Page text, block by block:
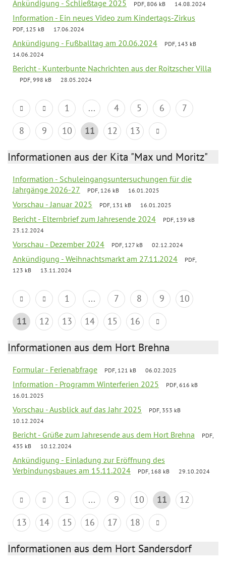
Ankündigung - Schließtage 2025 PDF, 806 kB 14.08.2024
Information - Ein neues Video zum Kindertags-Zirkus
PDF, 125 kB 17.06.2024
Ankündigung - Fußballtag am 20.06.2024
PDF, 143 kB
14.06.2024
Bericht - Kunterbunte Nachrichten aus der Roitzscher Villa
PDF, 998 kB 28.05.2024
1 ... 4 5 6
7
8
9 10 11 12 13
Informationen aus der Kita "Max und Moritz"
Information - Schuleingangsuntersuchungen für die
Jahrgänge 2026-27
PDF, 126 kB 16.01.2025
Vorschau - Januar 2025 PDF, 131 kB 16.01.2025
Bericht - Elternbrief zum Jahresende 2024
PDF, 139 kB
23.12.2024
Vorschau - Dezember 2024 PDF, 127 kB 02.12.2024
Ankündigung - Weihnachtsmarkt am 27.11.2024
PDF,
123 kB
13.11.2024
1 ... 7 8 9
10
11
12 13 14 15 16
Informationen aus dem Hort Brehna
Formular - Ferienabfrage PDF, 121 kB 06.02.2025
Information - Programm Winterferien 2025
PDF, 616 kB
16.01.2025
Vorschau - Ausblick auf das Jahr 2025
PDF, 353 kB
10.12.2024
Bericht - Grüße zum Jahresende aus dem Hort Brehna
PDF,
435 kB
10.12.2024
Ankündigung - Einladung zur Eröffnung des
Verbindungsbaues am 15.11.2024
PDF, 168 kB 29.10.2024
1 ... 9 10 11
12
13
14 15 16 17 18
Informationen aus dem Hort Sandersdorf